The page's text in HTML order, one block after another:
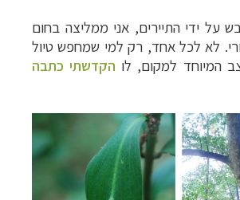
על ידי התיירים, אני ממליצה בחום
לא לכל אחד, רק למי שמחפש טיול
המיוחד למקום, לו הקדשתי כתבה